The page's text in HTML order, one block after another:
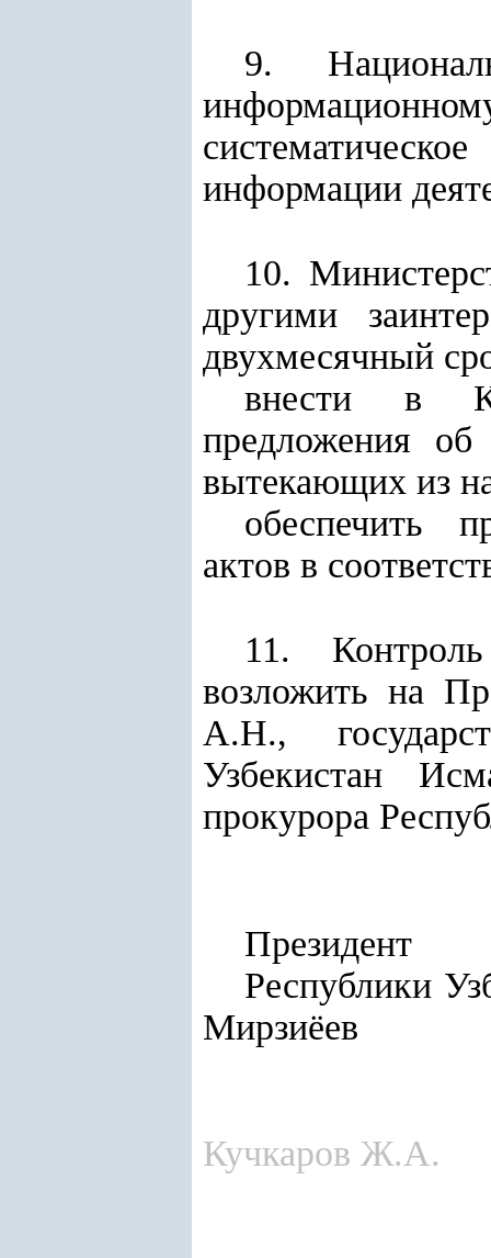
9.
информации
10.
другими
двухмесячный
внести в
предложения об
вытекающих из
обеспечить
актов в
11.
возложить на
А.Н.,
Узбекистан
прокурора
Президент
Мирзиёев
Кучкаров Ж.А.